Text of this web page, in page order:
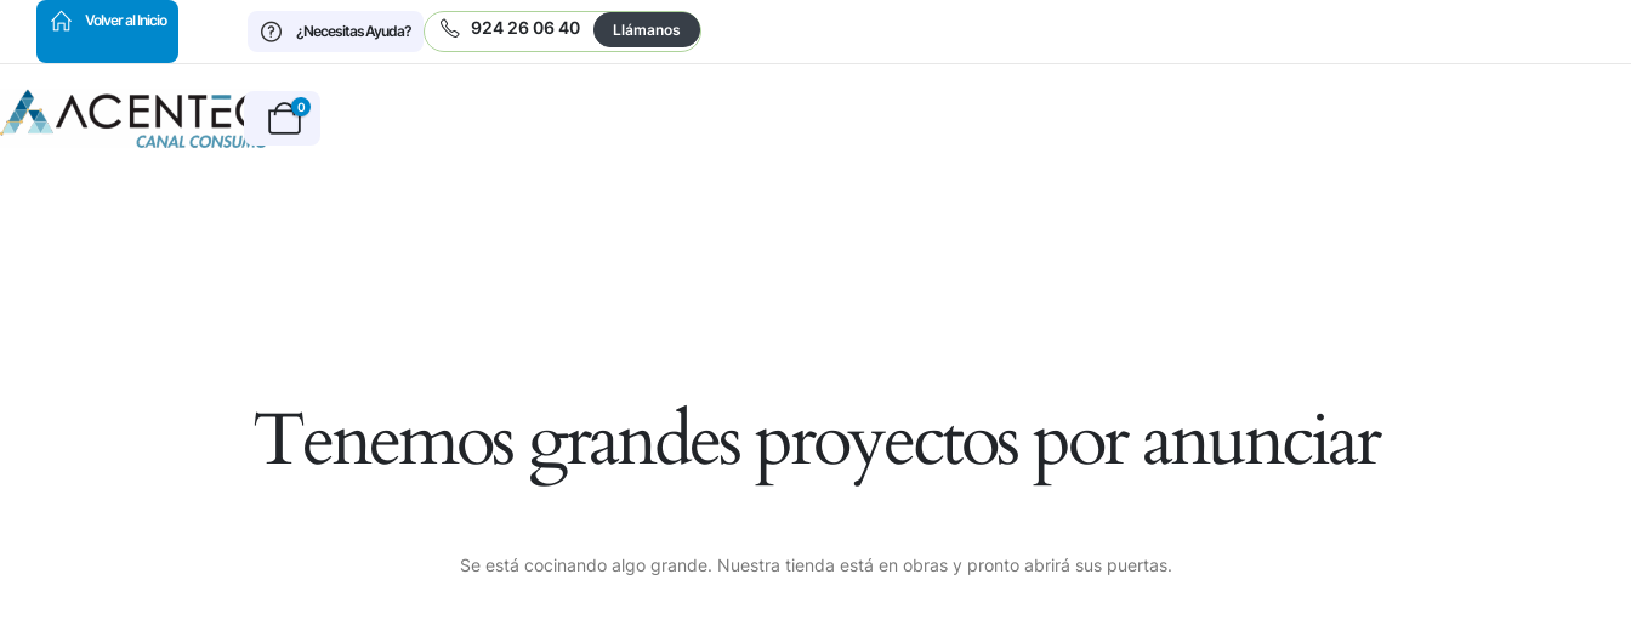
Volver al Inicio
¿Necesitas Ayuda?
924 26 06 40 Llámanos
0
Tenemos grandes proyectos por anunciar
Se está cocinando algo grande. Nuestra tienda está en obras y pronto abrirá sus puertas.